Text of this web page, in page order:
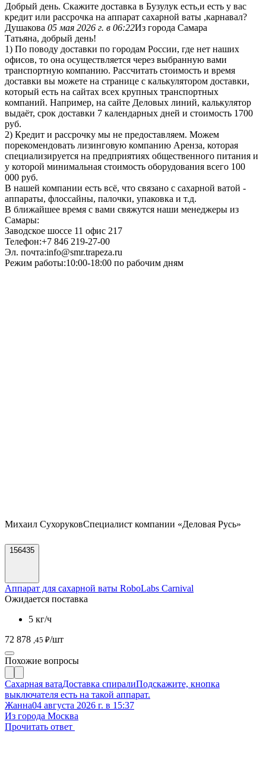
Добрый день. Скажите доставка в Бузулук есть,и есть у вас
кредит или рассрочка на аппарат сахарной ваты ,карнавал?
Душакова 05 мая 2026 г. в 06:22Из города Самара
Татьяна, добрый день!
1) По поводу доставки по городам России, где нет наших
офисов, то она осуществляется через выбранную вами
транспортную компанию. Рассчитать стоимость и время
доставки вы можете на странице с калькулятором доставки,
который есть на сайтах всех крупных транспортных
компаний. Например, на сайте Деловых линий, калькулятор
выдаёт, срок доставки 7 календарных дней и стоимость 1700
руб.
2) Кредит и рассрочку мы не предоставляем. Можем
порекомендовать лизинговую компанию Аренза, которая
специализируется на предприятиях общественного питания и
у которой минимальная стоимость оборудования всего 100
000 руб.
В нашей компании есть всё, что связано с сахарной ватой -
аппараты, флоссайны, палочки, упаковка и т.д.
В ближайшее время с вами свяжутся наши менеджеры из
Самары:
Заводское шоссе 11 офис 217
Телефон:+7 846 219-27-00
Эл. почта:info@smr.trapeza.ru
Режим работы:10:00-18:00 по рабочим дням
Михаил СухоруковСпециалист компании «Деловая Русь»
156435
Аппарат для сахарной ваты RoboLabs Carnival
Ожидается поставка
5 кг/ч
72 878 ,45 ₽/шт
Похожие вопросы
Сахарная ватаДоставка спиралиПодскажите, кнопка
выключателя есть на такой аппарат.
Жанна04 августа 2026 г. в 15:37
Из города Москва
Прочитать ответ